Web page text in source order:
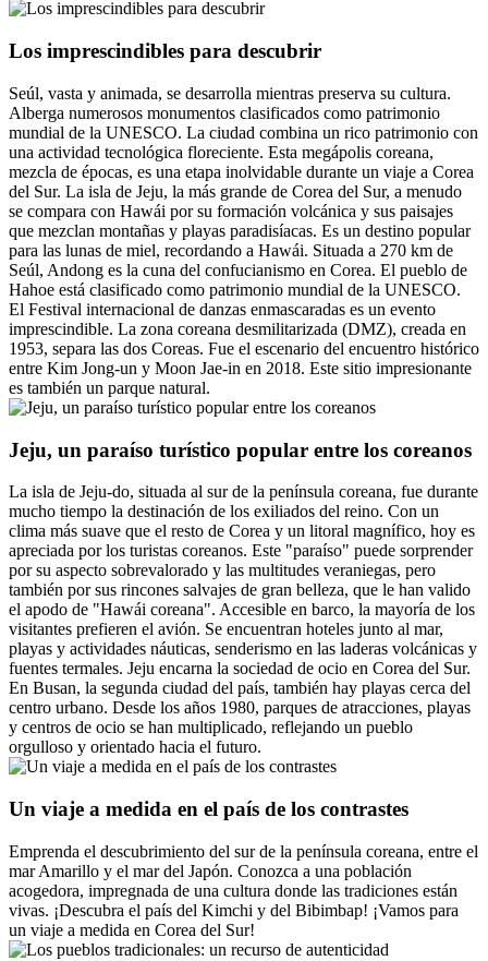
Los imprescindibles para descubrir
Seúl, vasta y animada, se desarrolla mientras preserva su cultura.
Alberga numerosos monumentos clasificados como patrimonio
mundial de la UNESCO. La ciudad combina un rico patrimonio con
una actividad tecnológica floreciente. Esta megápolis coreana,
mezcla de épocas, es una etapa inolvidable durante un viaje a Corea
del Sur. La isla de Jeju, la más grande de Corea del Sur, a menudo
se compara con Hawái por su formación volcánica y sus paisajes
que mezclan montañas y playas paradisíacas. Es un destino popular
para las lunas de miel, recordando a Hawái. Situada a 270 km de
Seúl, Andong es la cuna del confucianismo en Corea. El pueblo de
Hahoe está clasificado como patrimonio mundial de la UNESCO.
El Festival internacional de danzas enmascaradas es un evento
imprescindible. La zona coreana desmilitarizada (DMZ), creada en
1953, separa las dos Coreas. Fue el escenario del encuentro histórico
entre Kim Jong-un y Moon Jae-in en 2018. Este sitio impresionante
es también un parque natural.
Jeju, un paraíso turístico popular entre los coreanos
La isla de Jeju-do, situada al sur de la península coreana, fue durante
mucho tiempo la destinación de los exiliados del reino. Con un
clima más suave que el resto de Corea y un litoral magnífico, hoy es
apreciada por los turistas coreanos. Este "paraíso" puede sorprender
por su aspecto sobrevalorado y las multitudes veraniegas, pero
también por sus rincones salvajes de gran belleza, que le han valido
el apodo de "Hawái coreana". Accesible en barco, la mayoría de los
visitantes prefieren el avión. Se encuentran hoteles junto al mar,
playas y actividades náuticas, senderismo en las laderas volcánicas y
fuentes termales. Jeju encarna la sociedad de ocio en Corea del Sur.
En Busan, la segunda ciudad del país, también hay playas cerca del
centro urbano. Desde los años 1980, parques de atracciones, playas
y centros de ocio se han multiplicado, reflejando un pueblo
orgulloso y orientado hacia el futuro.
Un viaje a medida en el país de los contrastes
Emprenda el descubrimiento del sur de la península coreana, entre el
mar Amarillo y el mar del Japón. Conozca a una población
acogedora, impregnada de una cultura donde las tradiciones están
vivas. ¡Descubra el país del Kimchi y del Bibimbap! ¡Vamos para
un viaje a medida en Corea del Sur!